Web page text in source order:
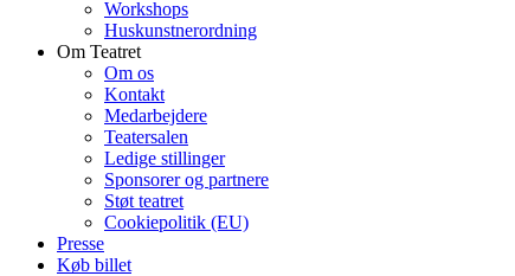
Workshops
Huskunstnerordning
Om Teatret
Om os
Kontakt
Medarbejdere
Teatersalen
Ledige stillinger
Sponsorer og partnere
Støt teatret
Cookiepolitik (EU)
Presse
Køb billet